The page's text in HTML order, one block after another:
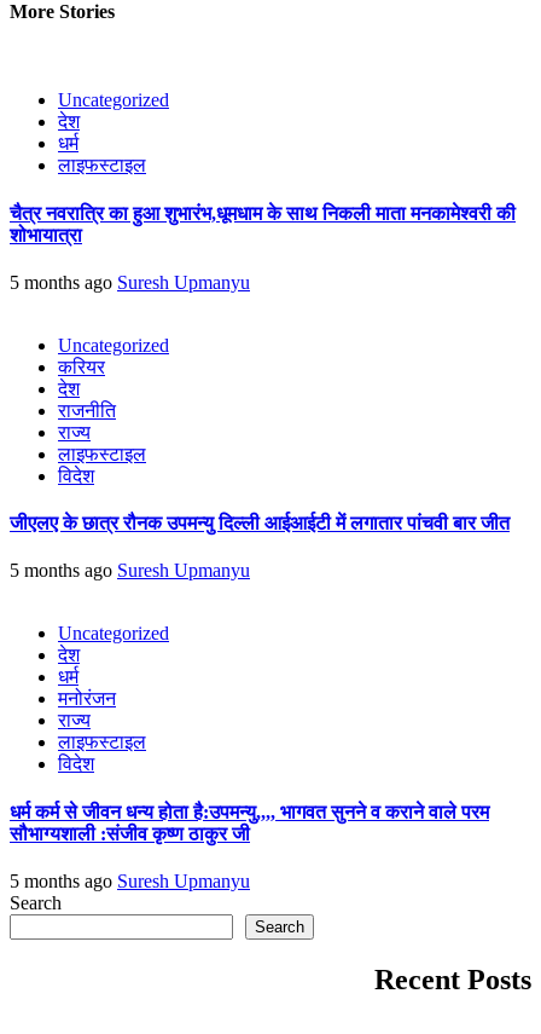
More Stories
Uncategorized
देश
धर्म
लाइफस्टाइल
चैत्र नवरात्रि का हुआ शुभारंभ,धूमधाम के साथ निकली माता मनकामेश्वरी की
शोभायात्रा
5 months ago Suresh Upmanyu
Uncategorized
करियर
देश
राजनीति
राज्य
लाइफस्टाइल
विदेश
जीएलए के छात्र रौनक उपमन्यु दिल्ली आईआईटी में लगातार पांचवी बार जीत
5 months ago Suresh Upmanyu
Uncategorized
देश
धर्म
मनोरंजन
राज्य
लाइफस्टाइल
विदेश
धर्म कर्म से जीवन धन्य होता है:उपमन्यु,,,, भागवत सुनने व कराने वाले परम
सौभाग्यशाली :संजीव कृष्ण ठाकुर जी
5 months ago Suresh Upmanyu
Search
Search
Recent Posts